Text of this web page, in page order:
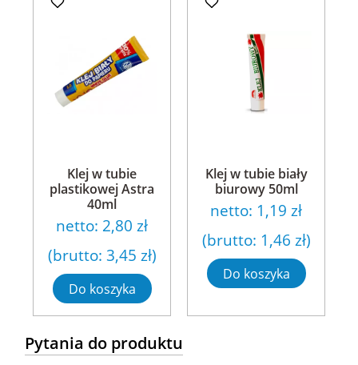
Klej w tubie
plastikowej Astra
40ml
netto: 2,80 zł
(brutto: 3,45 zł)
Do koszyka
Klej w tubie biały
biurowy 50ml
netto: 1,19 zł
(brutto: 1,46 zł)
Do koszyka
Pytania do produktu